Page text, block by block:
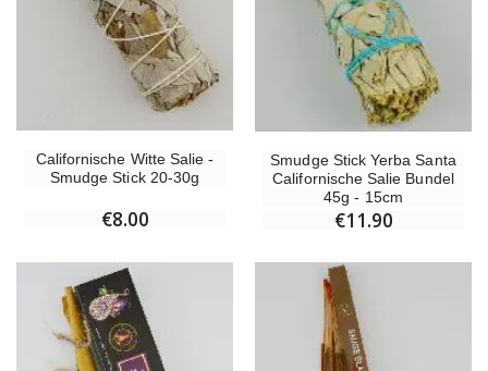
Californische Witte Salie -
Smudge Stick 20-30g
€8.00
Smudge Stick Yerba Santa
Californische Salie Bundel
45g - 15cm
€11.90